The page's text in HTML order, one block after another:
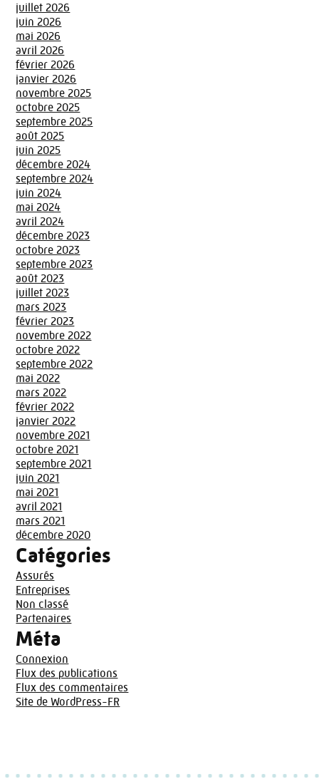
juillet 2026
juin 2026
mai 2026
avril 2026
février 2026
janvier 2026
novembre 2025
octobre 2025
septembre 2025
août 2025
juin 2025
décembre 2024
septembre 2024
juin 2024
mai 2024
avril 2024
décembre 2023
octobre 2023
septembre 2023
août 2023
juillet 2023
mars 2023
février 2023
novembre 2022
octobre 2022
septembre 2022
mai 2022
mars 2022
février 2022
janvier 2022
novembre 2021
octobre 2021
septembre 2021
juin 2021
mai 2021
avril 2021
mars 2021
décembre 2020
Catégories
Assurés
Entreprises
Non classé
Partenaires
Méta
Connexion
Flux des publications
Flux des commentaires
Site de WordPress-FR